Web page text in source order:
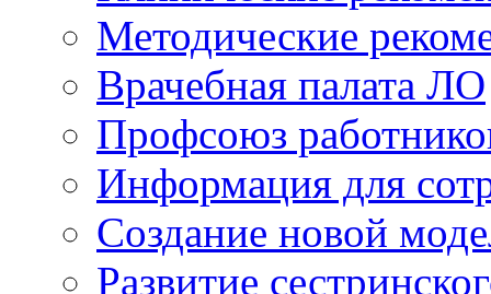
Методические
Врачебная палата ЛО
Профсоюз
Информация для
Создание новой
Развитие